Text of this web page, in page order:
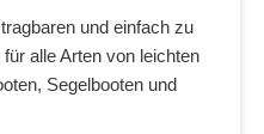
und einfach zu
alle Arten von leichten
Segelbooten und